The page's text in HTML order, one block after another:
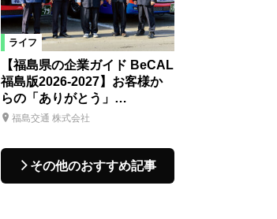
ライフ
【福島県の企業ガイド BeCAL
福島版2026-2027】お客様か
らの「ありがとう」…
福島交通 株式会社
その他のおすすめ記事